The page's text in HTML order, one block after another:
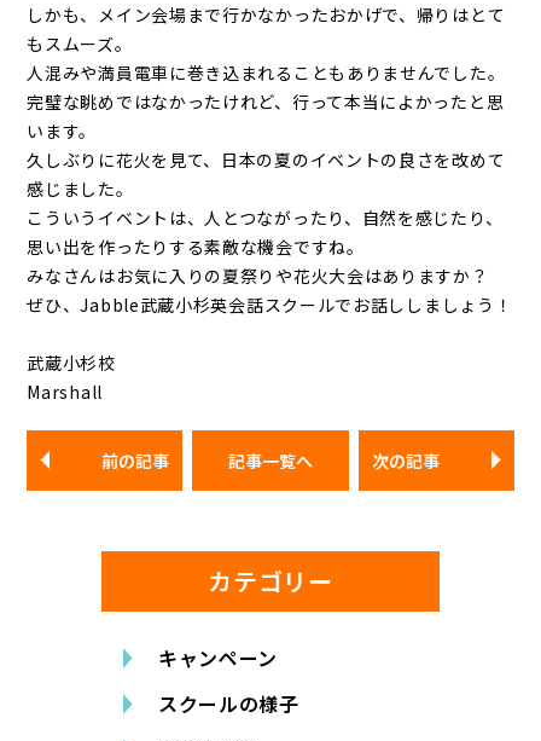
しかも、メイン会場まで行かなかったおかげで、帰りはとて
もスムーズ。
人混みや満員電車に巻き込まれることもありませんでした。
完璧な眺めではなかったけれど、行って本当によかったと思
います。
久しぶりに花火を見て、日本の夏のイベントの良さを改めて
感じました。
こういうイベントは、人とつながったり、自然を感じたり、
思い出を作ったりする素敵な機会ですね。
みなさんはお気に入りの夏祭りや花火大会はありますか？
ぜひ、Jabble武蔵小杉英会話スクールでお話ししましょう！
武蔵小杉校
Marshall
前の記事 記事一覧へ 次の記事
カテゴリー
キャンペーン
スクールの様子